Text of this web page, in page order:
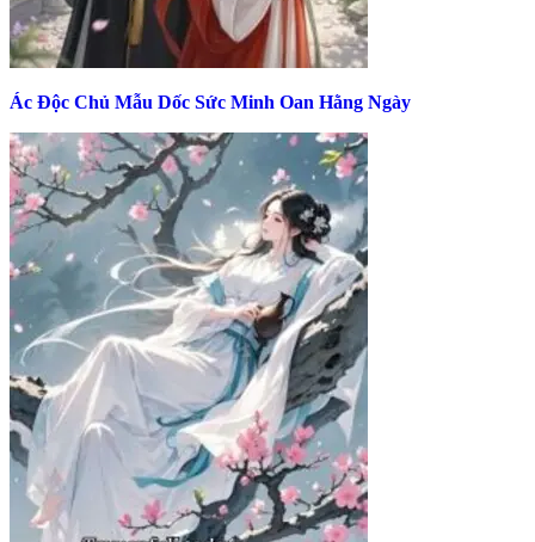
Ác Độc Chủ Mẫu Dốc Sức Minh Oan Hằng Ngày